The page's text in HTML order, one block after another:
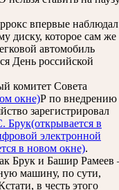
впервые наблюдал
диску, которое сам же
автомобиль
День российской
комитет Совета
окне)Р по внедрению
зарегистрировал
Брук(открывается в
электронной
в новом окне).
Брук и Башир
машину, по сути,
в честь этого